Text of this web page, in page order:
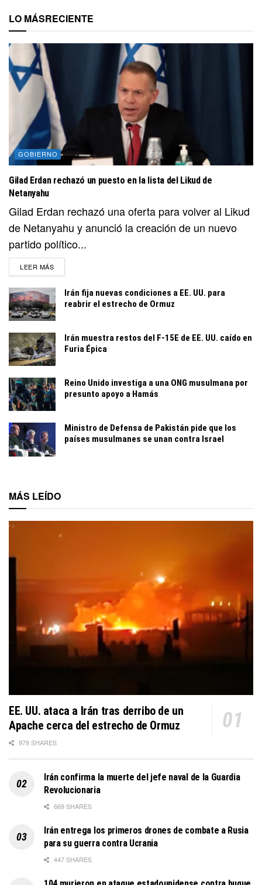
LO MÁSRECIENTE
GOBIERNO
Gilad Erdan rechazó un puesto en la lista del Likud de
Netanyahu
Gilad Erdan rechazó una oferta para volver al Likud
de Netanyahu y anunció la creación de un nuevo
partido político...
LEER MÁSDETAILS
Irán fija nuevas condiciones a EE. UU. para
reabrir el estrecho de Ormuz
Irán muestra restos del F-15E de EE. UU. caído en
Furia Épica
Reino Unido investiga a una ONG musulmana por
presunto apoyo a Hamás
Ministro de Defensa de Pakistán pide que los
países musulmanes se unan contra Israel
MÁS LEÍDO
EE. UU. ataca a Irán tras derribo de un
Apache cerca del estrecho de Ormuz
979 SHARES
Irán confirma la muerte del jefe naval de la Guardia
Revolucionaria
669 SHARES
Irán entrega los primeros drones de combate a Rusia
para su guerra contra Ucrania
447 SHARES